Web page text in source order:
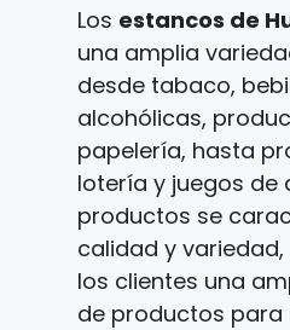
Los estancos de
una amplia
desde tabaco,
alcohólicas,
papelería, hasta
lotería y juegos de
productos se
calidad y
los clientes una
de productos para